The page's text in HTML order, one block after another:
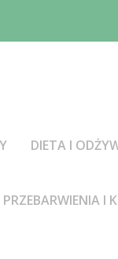
DIETA I
PRZEBARWIENIA I